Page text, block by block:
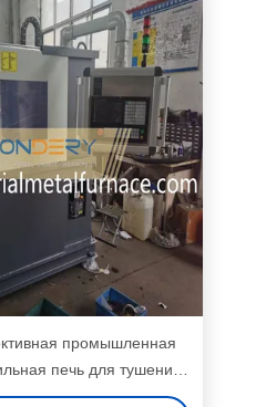
промышленная
печь для тушения
55 2,5-3 мм слой